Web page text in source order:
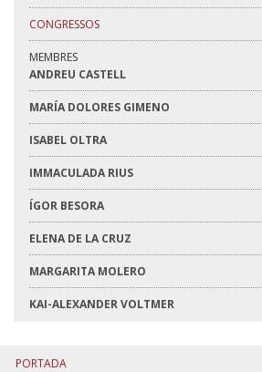
CONGRESSOS
MEMBRES
ANDREU CASTELL
MARÍA DOLORES GIMENO
ISABEL OLTRA
IMMACULADA RIUS
ÍGOR BESORA
ELENA DE LA CRUZ
MARGARITA MOLERO
KAI-ALEXANDER VOLTMER
PORTADA